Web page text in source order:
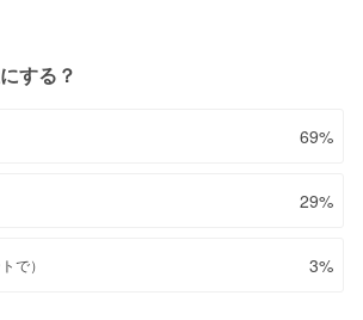
する？
69%
29%
で） 3%